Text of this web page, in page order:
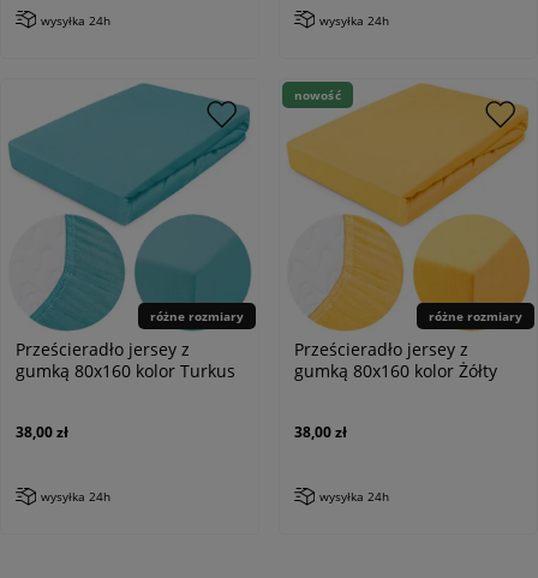
wysyłka 24h wysyłka 24h
różne rozmiary
Prześcieradło jersey z
gumką 80x160 kolor Turkus
38,00 zł
wysyłka 24h
różne rozmiary
Prześcieradło jersey z
gumką 80x160 kolor Żółty
38,00 zł
wysyłka 24h
nowość